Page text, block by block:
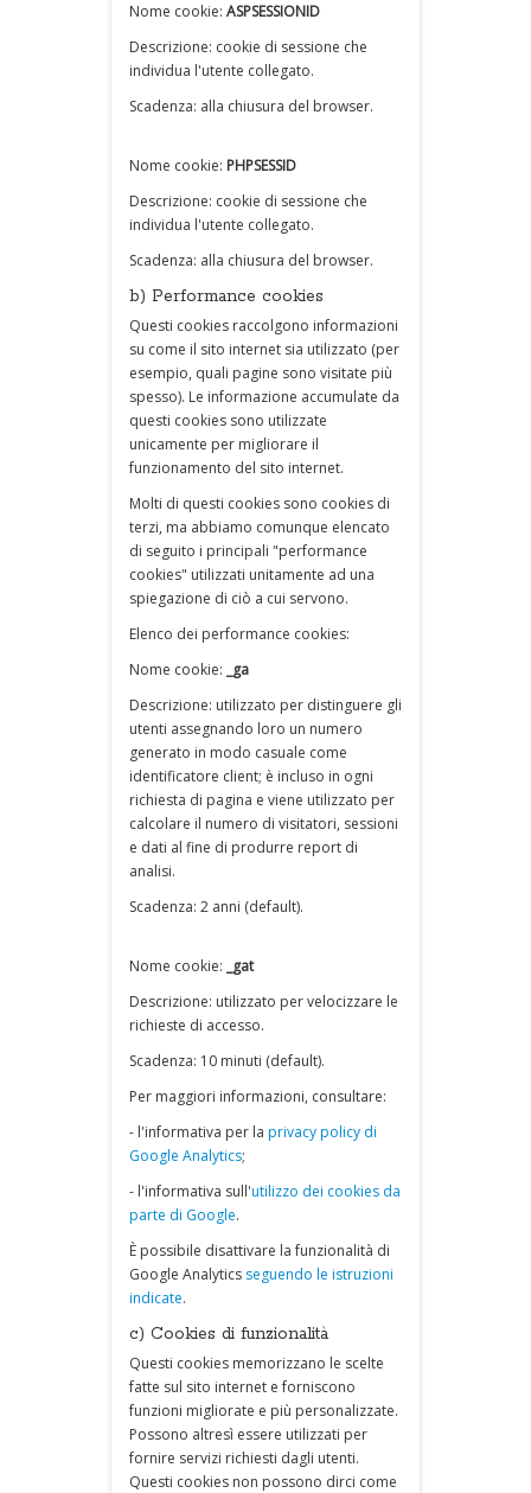
Nome cookie: ASPSESSIONID
Descrizione: cookie di sessione che
individua l'utente collegato.
Scadenza: alla chiusura del browser.
Nome cookie: PHPSESSID
Descrizione: cookie di sessione che
individua l'utente collegato.
Scadenza: alla chiusura del browser.
b) Performance cookies
Questi cookies raccolgono informazioni
su come il sito internet sia utilizzato (per
esempio, quali pagine sono visitate più
spesso). Le informazione accumulate da
questi cookies sono utilizzate
unicamente per migliorare il
funzionamento del sito internet.
Molti di questi cookies sono cookies di
terzi, ma abbiamo comunque elencato
di seguito i principali "performance
cookies" utilizzati unitamente ad una
spiegazione di ciò a cui servono.
Elenco dei performance cookies:
Nome cookie: _ga
Descrizione: utilizzato per distinguere gli
utenti assegnando loro un numero
generato in modo casuale come
identificatore client; è incluso in ogni
richiesta di pagina e viene utilizzato per
calcolare il numero di visitatori, sessioni
e dati al fine di produrre report di
analisi.
Scadenza: 2 anni (default).
Nome cookie: _gat
Descrizione: utilizzato per velocizzare le
richieste di accesso.
Scadenza: 10 minuti (default).
Per maggiori informazioni, consultare:
- l'informativa per la privacy policy di
Google Analytics;
- l'informativa sull'utilizzo dei cookies da
parte di Google.
È possibile disattivare la funzionalità di
Google Analytics seguendo le istruzioni
indicate.
c) Cookies di funzionalità
Questi cookies memorizzano le scelte
fatte sul sito internet e forniscono
funzioni migliorate e più personalizzate.
Possono altresì essere utilizzati per
fornire servizi richiesti dagli utenti.
Questi cookies non possono dirci come